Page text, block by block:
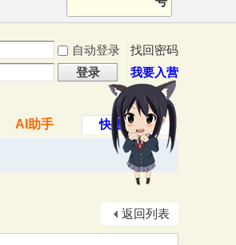
自动登录
找回密码
登录 我要入营
快捷导航
AI助手
返回列表